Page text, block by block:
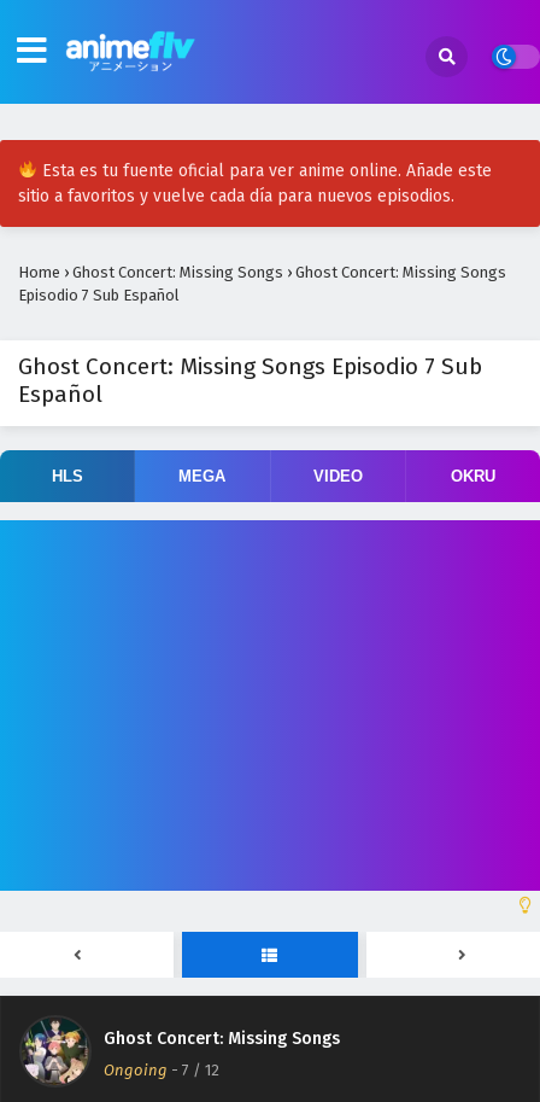
Esta es tu fuente oficial para ver anime online. Añade este
sitio a favoritos y vuelve cada día para nuevos episodios.
Home › Ghost Concert: Missing Songs › Ghost Concert: Missing Songs
Episodio 7 Sub Español
Ghost Concert: Missing Songs Episodio 7 Sub
Español
HLS MEGA VIDEO OKRU
Ghost Concert: Missing Songs
Ongoing - 7 / 12
Español
Ghost Concert: Missing Songs Episodio 9 Sub
Español
Eps 9 - May 31, 2026